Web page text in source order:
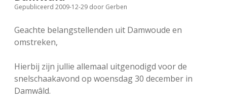
FSB: Schaakwoude II
Koppelingen
facebook
instagram
Gepubliceerd 2009-12-29 door Gerben
Geachte belangstellenden uit Damwoude en
omstreken,
Hierbij zijn jullie allemaal uitgenodigd voor de
snelschaakavond op woensdag 30 december in
Damwâld.